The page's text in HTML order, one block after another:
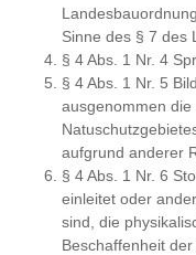
Sinne des § 7 des
§ 4 Abs. 1 Nr. 4
§ 4 Abs. 1 Nr. 5
ausgenommen
aufgrund anderer
§ 4 Abs. 1 Nr. 6
einleitet oder
sind, die
Beschaffenheit